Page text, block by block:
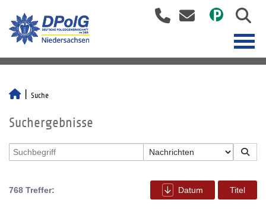
Suche
Suchergebnisse
768 Treffer: Datum Titel